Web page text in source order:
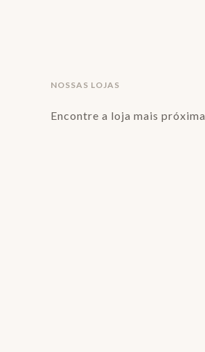
NOSSAS LOJAS
Encontre a loja mais próxima